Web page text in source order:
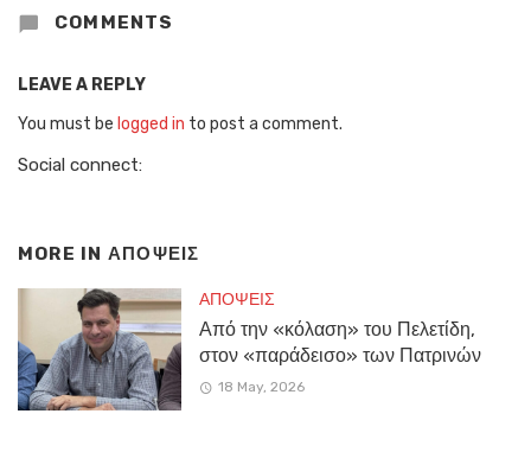
COMMENTS
LEAVE A REPLY
You must be logged in to post a comment.
Social connect:
MORE IN ΑΠΟΨΕΙΣ
ΑΠΟΨΕΙΣ
Από την «κόλαση» του Πελετίδη,
στον «παράδεισο» των Πατρινών
18 May, 2026